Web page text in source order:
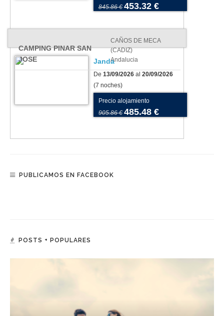
845.86 € 453.32 €
CAMPING PINAR SAN
JOSE
CAÑOS DE MECA
(CADIZ)
Andalucia
Janda
De 13/09/2026 al 20/09/2026
(7 noches)
Precio alojamiento
905.86 € 485.48 €
PUBLICAMOS EN FACEBOOK
POSTS + POPULARES